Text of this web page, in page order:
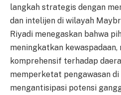
langkah strategis dengan
dan intelijen di wilayah
Riyadi menegaskan bahwa
meningkatkan
komprehensif terhadap
memperketat pengawasan
mengantisipasi potensi